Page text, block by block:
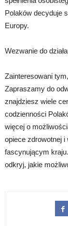
Polaków decyduje
Europy.
Wezwanie do
Zainteresowani
Zapraszamy do
znajdziesz wiele
codzienności
więcej o
opiece zdrowotnej
fascynującym
odkryj, jakie